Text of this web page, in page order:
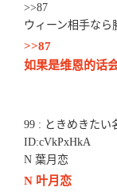
>>87
ウィーン相手なら
>>87
如果是维恩的话
99 : ときめきたい
ID:cVkPxHkA
N 葉月恋
N 叶月恋